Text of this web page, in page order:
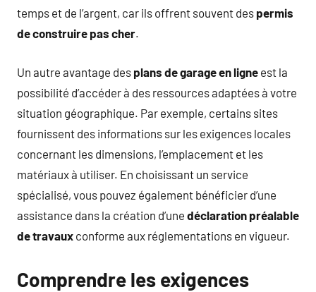
temps et de l’argent, car ils offrent souvent des permis
de construire pas cher.
Un autre avantage des plans de garage en ligne est la
possibilité d’accéder à des ressources adaptées à votre
situation géographique. Par exemple, certains sites
fournissent des informations sur les exigences locales
concernant les dimensions, l’emplacement et les
matériaux à utiliser. En choisissant un service
spécialisé, vous pouvez également bénéficier d’une
assistance dans la création d’une déclaration préalable
de travaux conforme aux réglementations en vigueur.
Comprendre les exigences